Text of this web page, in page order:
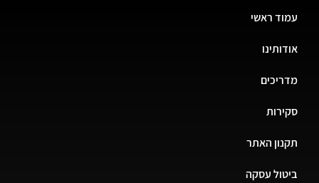
עמוד ראשי
אודותינו
מדריכים
סקירות
תקנון האתר
ביטול עסקה